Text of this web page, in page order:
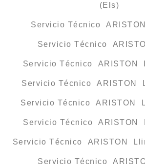
(Els)
Servicio Técnico
Servicio Técnico
Servicio Técnico ARISTON
Servicio Técnico ARISTON
Servicio Técnico ARISTON
Servicio Técnico ARISTON
Servicio Técnico ARISTON
Servicio Técnico